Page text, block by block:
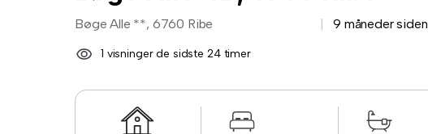
Bøge Alle **, 6760 Ribe 9 måneder siden
1 visninger de sidste 24 timer